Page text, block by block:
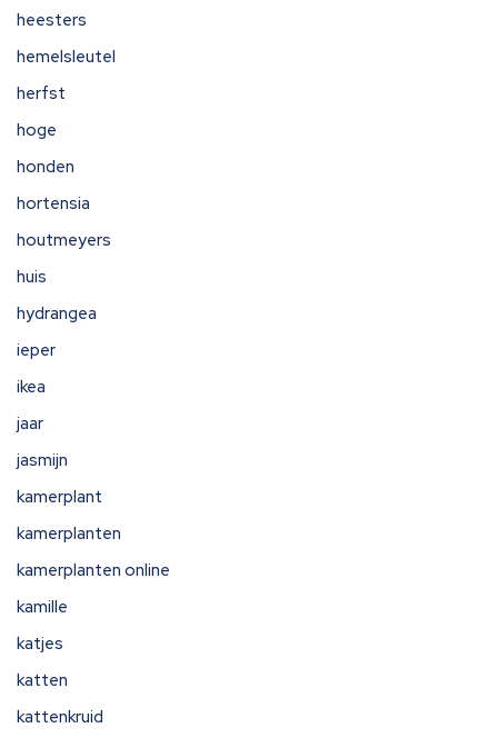
heesters
hemelsleutel
herfst
hoge
honden
hortensia
houtmeyers
huis
hydrangea
ieper
ikea
jaar
jasmijn
kamerplant
kamerplanten
kamerplanten online
kamille
katjes
katten
kattenkruid